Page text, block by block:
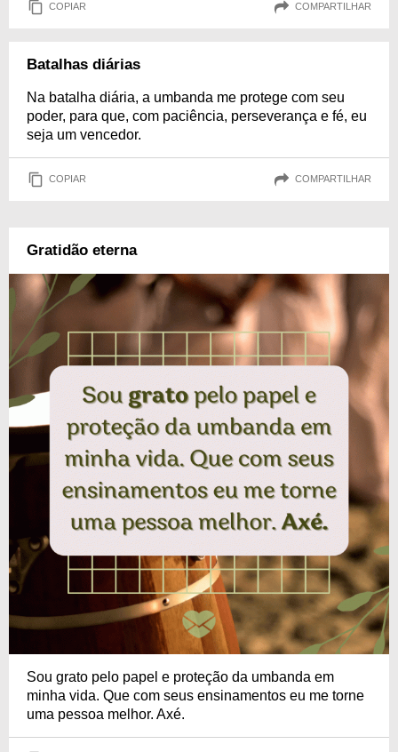
COPIAR COMPARTILHAR
Batalhas diárias
Na batalha diária, a umbanda me protege com seu
poder, para que, com paciência, perseverança e fé, eu
seja um vencedor.
COPIAR COMPARTILHAR
Gratidão eterna
Sou grato pelo papel e proteção da umbanda em
minha vida. Que com seus ensinamentos eu me torne
uma pessoa melhor. Axé.